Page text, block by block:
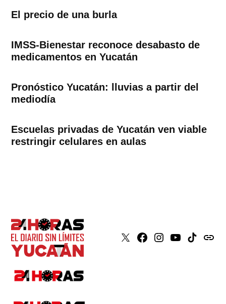
El precio de una burla
IMSS-Bienestar reconoce desabasto de
medicamentos en Yucatán
Pronóstico Yucatán: lluvias a partir del
mediodía
Escuelas privadas de Yucatán ven viable
restringir celulares en aulas
X Faceboook
Instagram
YoutubeTiktokissuu